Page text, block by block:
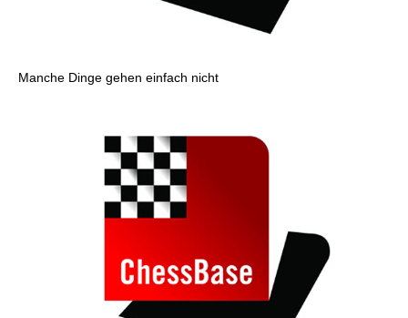
Manche Dinge gehen einfach nicht